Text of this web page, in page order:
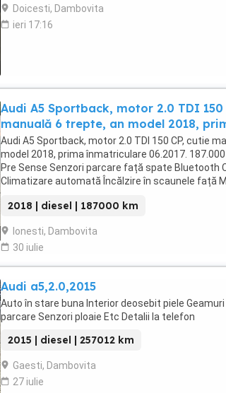
Doicesti, Dambovita
ieri 17:16
Audi A5 Sportback, motor 2.0 TDI 150
manuală 6 trepte, an model 2018,
Audi A5 Sportback, motor 2.0 TDI 150 CP, cutie
model 2018, prima înmatriculare 06.2017.
Pre Sense Senzori parcare față spate Bluetooth
Climatizare automată Încălzire în scaunele față
2018 | diesel | 187000 km
Ionesti, Dambovita
30 iulie
Audi a5,2.0,2015
Auto în stare buna Interior deosebit piele
parcare Senzori ploaie Etc Detalii la telefon
2015 | diesel | 257012 km
Gaesti, Dambovita
27 iulie